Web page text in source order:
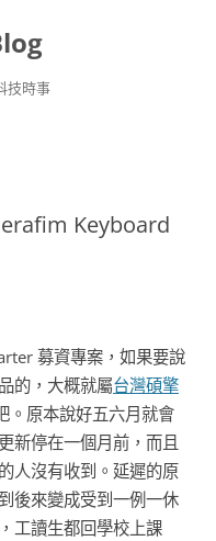
技時事
Keyboard
募資專案，如果要說
的，大概就屬台灣碩擎
。原本說好五六月就會
新停在一個月前，而且
人沒有收到。延遲的原
後來變成受到一例一休
工讀生都回學校上課